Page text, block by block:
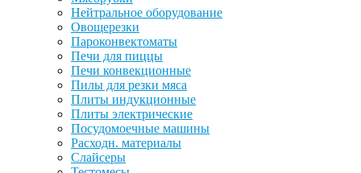
Нейтральное оборудование
Овощерезки
Пароконвектоматы
Печи для пиццы
Печи конвекционные
Пилы для резки мяса
Плиты индукционные
Плиты электрические
Посудомоечные машины
Расходн. материалы
Слайсеры